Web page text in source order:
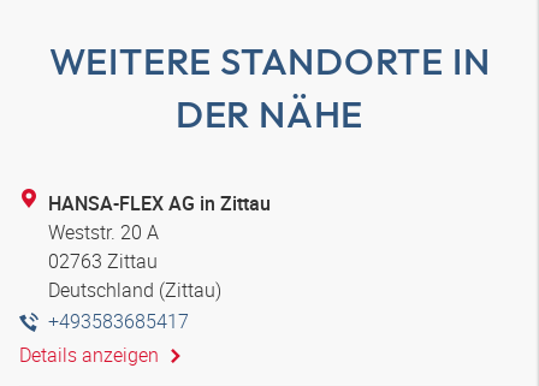
WEITERE STANDORTE IN
DER NÄHE
HANSA-FLEX AG in Zittau
Weststr. 20 A
02763 Zittau
Deutschland (Zittau)
+493583685417
Details anzeigen